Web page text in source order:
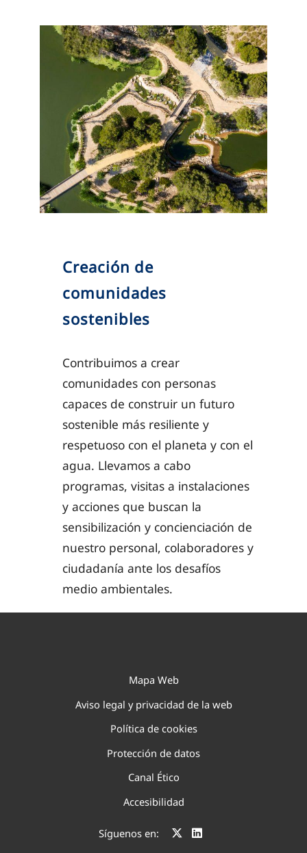
Creación de
comunidades
sostenibles
Contribuimos a crear
comunidades con personas
capaces de construir un futuro
sostenible más resiliente y
respetuoso con el planeta y con el
agua. Llevamos a cabo
programas, visitas a instalaciones
y acciones que buscan la
sensibilización y concienciación de
nuestro personal, colaboradores y
ciudadanía ante los desafíos
medio ambientales.
Mapa Web
Aviso legal y privacidad de la web
Política de cookies
Protección de datos
Canal Ético
Accesibilidad
Síguenos en: